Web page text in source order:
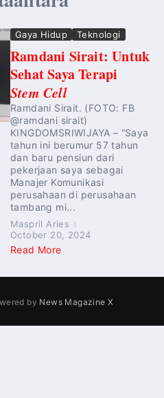
Gaya Hidup Teknologi
Ramdani Sirait: Untuk
Sehat Saya Terapi
Stem Cell
Ramdani Sirait. (FOTO: FB
@ramdani sirait)
KINGDOMSRIWIJAYA – “Saya
tahun ini berumur 57 tahun
dan baru pensiun dari
pekerjaan saya sebagai
Manajer Komunikasi
perusahaan di perusahaan
tambang mi...
Maspril Aries
October 20, 2024
Read More
by News Magazine X